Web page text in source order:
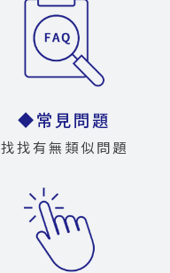
◆常見問題
找找有無類似問題